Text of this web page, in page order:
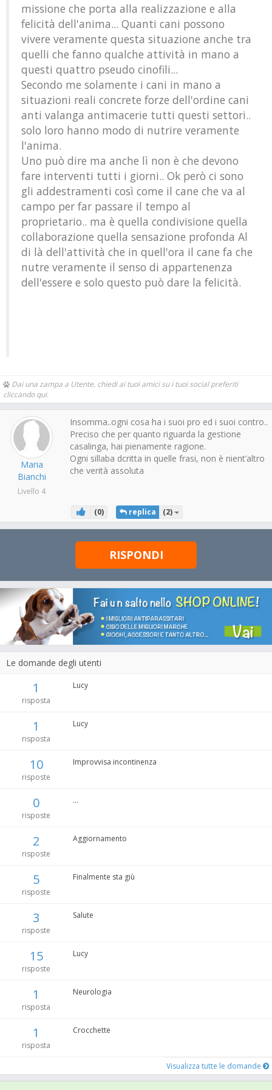
missione che porta alla realizzazione e alla
felicità dell'anima... Quanti cani possono
vivere veramente questa situazione anche tra
quelli che fanno qualche attività in mano a
questi quattro pseudo cinofili...
Secondo me solamente i cani in mano a
situazioni reali concrete forze dell'ordine cani
anti valanga antimacerie tutti questi settori..
solo loro hanno modo di nutrire veramente
l'anima.
Uno può dire ma anche lì non è che devono
fare interventi tutti i giorni.. Ok però ci sono
gli addestramenti così come il cane che va al
campo per far passare il tempo al
proprietario.. ma è quella condivisione quella
collaborazione quella sensazione profonda Al
di là dell'attività che in quell'ora il cane fa che
nutre veramente il senso di appartenenza
dell'essere e solo questo può dare la felicità.
Dai una zampa a Utente, chiedi ai tuoi amici su i tuoi social preferiti
cliccando qui.
Maria
Bianchi
Livello 4
Insomma..ogni cosa ha i suoi pro ed i suoi contro..
Preciso che per quanto riguarda la gestione
casalinga, hai pienamente ragione.
Ogni sillaba dcritta in quelle frasi, non è nient’altro
che verità assoluta
(0) replica (2)
RISPONDI
Le domande degli utenti
1
risposta
Lucy
1
risposta
Lucy
10
risposte
Improvvisa incontinenza
0
risposte
...
2
risposte
Aggiornamento
5
risposte
Finalmente sta giù
3
risposte
Salute
15
risposte
Lucy
1
risposta
Neurologia
1
risposta
Crocchette
Visualizza tutte le domande